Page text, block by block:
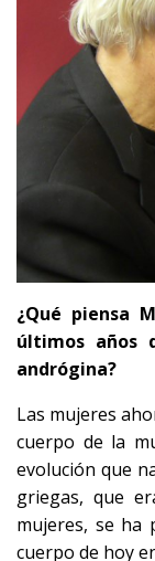
¿Qué piensa
últimos años
andrógina?
Las mujeres
cuerpo de la
evolución que
griegas, que
mujeres, se ha
cuerpo de hoy